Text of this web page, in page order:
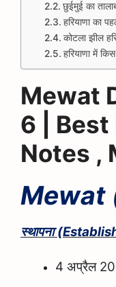
छुईमुई का
हरियाणा का
कोटला झील
हरियाणा में
Mewat
6 | Best
Notes ,
Mewat
स्थापना(
4 अप्रैल